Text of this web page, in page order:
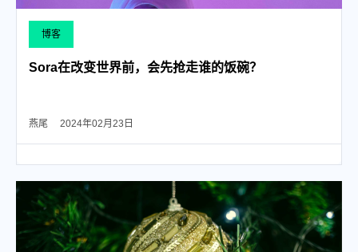
博客
Sora在改变世界前，会先抢走谁的饭碗？
燕尾 2024年02月23日